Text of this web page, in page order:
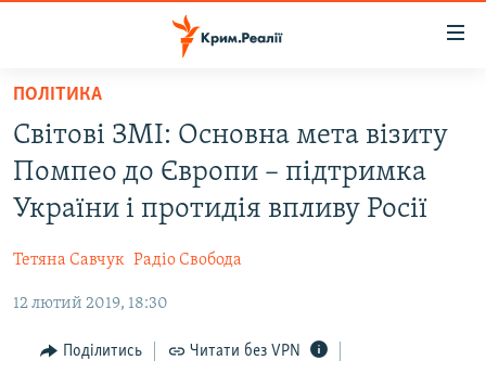
Перейти
основного
матеріалу
Перейти
до
основної
Перейти
пошуку
ВІДЕО ТА ФОТО
БЛОГИ
ПОГЛЯД
ІНТЕРВ'Ю
ПОЛІТИКА
Світові ЗМІ: Основна мета візиту
Помпео до Європи – підтримка
України і протидія впливу Росії
Тетяна Савчук Радіо Свобода
12 лютий 2019, 18:30
Поділитись Читати без VPN